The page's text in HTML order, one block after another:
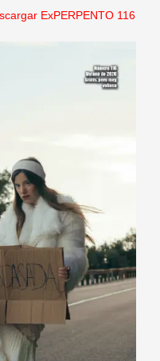
ExPERPENTO 116